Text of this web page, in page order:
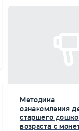
Методика
ознакомления
старшего
возраста с